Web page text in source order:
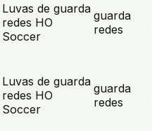
Luvas de guarda
redes HO
Soccer
guarda
redes
Luvas de guarda
redes HO
Soccer
guarda
redes